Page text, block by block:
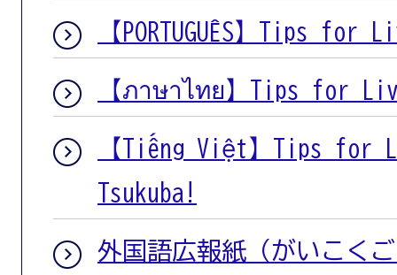
【PORTUGUÊS】Tips
【ภาษาไทย】Tips for
【Tiếng Việt】Tips for
Tsukuba!
外国語広報紙（がいこく